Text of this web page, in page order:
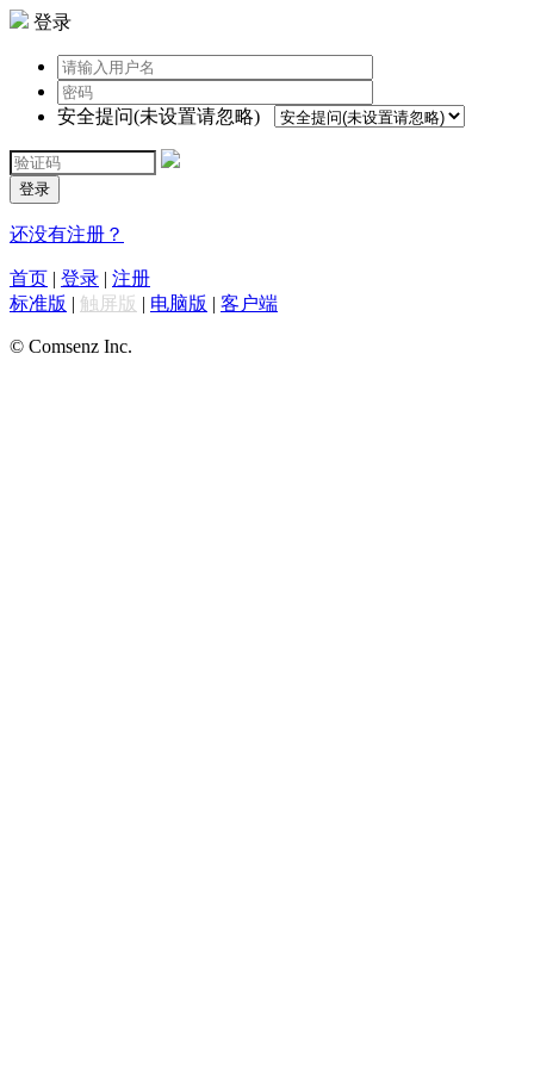
登录
安全提问(未设置请忽略)
登录
还没有注册？
首页 | 登录 | 注册
标准版 | 触屏版 | 电脑版 | 客户端
© Comsenz Inc.